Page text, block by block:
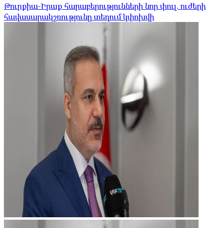
Թուրքիա-Իրաք հարաբերությունների նոր փուլ. ուժերի
հավասարակշռությունը տեղում կփոխվի